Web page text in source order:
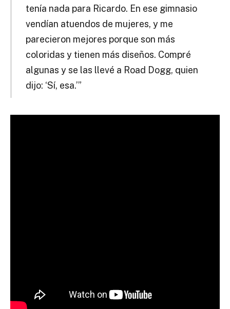
tenía nada para Ricardo. En ese gimnasio
vendían atuendos de mujeres, y me
parecieron mejores porque son más
coloridas y tienen más diseños. Compré
algunas y se las llevé a Road Dogg, quien
dijo: ‘Sí, esa.’”